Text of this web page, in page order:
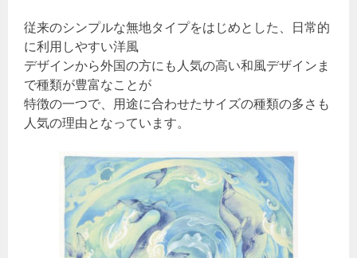
従来のシンプルな無地タイプをはじめとした、日常的
に利用しやすい洋風
デザインから外国の方にも人気の高い和風デザインま
で種類が豊富なことが
特徴の一つで、用途に合わせたサイズの種類の多さも
人気の理由となっています。